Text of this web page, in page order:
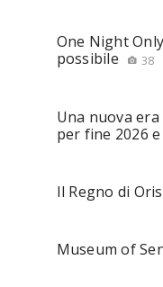
One Night
possibile
38
Una nuova
per fine 2026
Il Regno di
Museum of